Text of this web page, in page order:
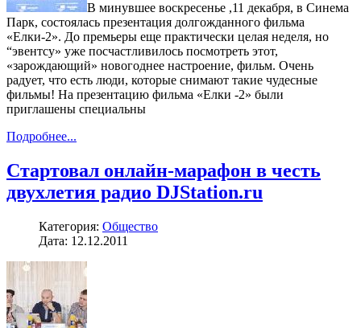
В минувшее воскресенье ,11 декабря, в Синема
Парк, состоялась презентация долгожданного фильма
«Елки-2». До премьеры еще практически целая неделя, но
“эвентсу» уже посчастливилось посмотреть этот,
«зарождающий» новогоднее настроение, фильм. Очень
радует, что есть люди, которые снимают такие чудесные
фильмы! На презентацию фильма «Елки -2» были
приглашены специальны
Подробнее...
Стартовал онлайн-марафон в честь
двухлетия радио DJStation.ru
Категория: Общество
Дата: 12.12.2011